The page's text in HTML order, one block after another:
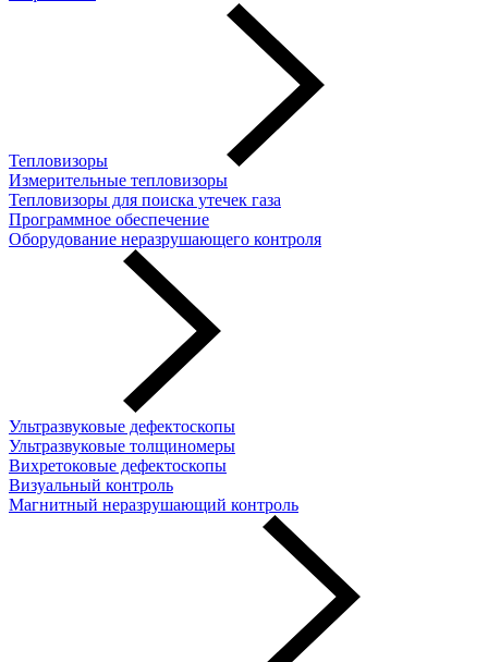
Тепловизоры
Измерительные тепловизоры
Тепловизоры для поиска утечек газа
Программное обеспечение
Оборудование неразрушающего контроля
Ультразвуковые дефектоскопы
Ультразвуковые толщиномеры
Вихретоковые дефектоскопы
Визуальный контроль
Магнитный неразрушающий контроль